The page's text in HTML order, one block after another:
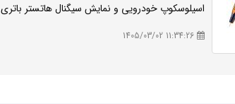
اسیلوسکوپ خودرویی و نمایش سیگنال هاتستر